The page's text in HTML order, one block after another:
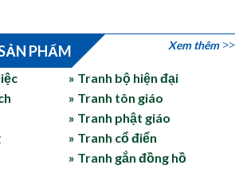
PHẨM Xem thêm
» Tranh bộ hiện đại
» Tranh tôn giáo
» Tranh phật giáo
» Tranh cổ điển
» Tranh gắn đồng hồ